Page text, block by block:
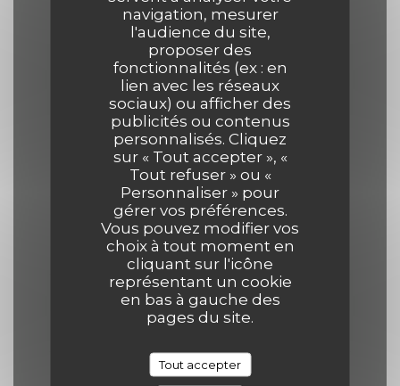
navigation, mesurer
l'audience du site,
proposer des
fonctionnalités (ex : en
lien avec les réseaux
sociaux) ou afficher des
publicités ou contenus
personnalisés. Cliquez
sur « Tout accepter », «
Tout refuser » ou «
Personnaliser » pour
gérer vos préférences.
Vous pouvez modifier vos
choix à tout moment en
cliquant sur l'icône
représentant un cookie
en bas à gauche des
pages du site.
Tout accepter
Horaires
Lun-Jeu
12h00 - 14h00 • 19h00 - 21h30
Vendredi
12h00 - 14h00
19h00 - 22h00
Samedi
12h00 - 14h30
19h00 - 22h00
Dimanche